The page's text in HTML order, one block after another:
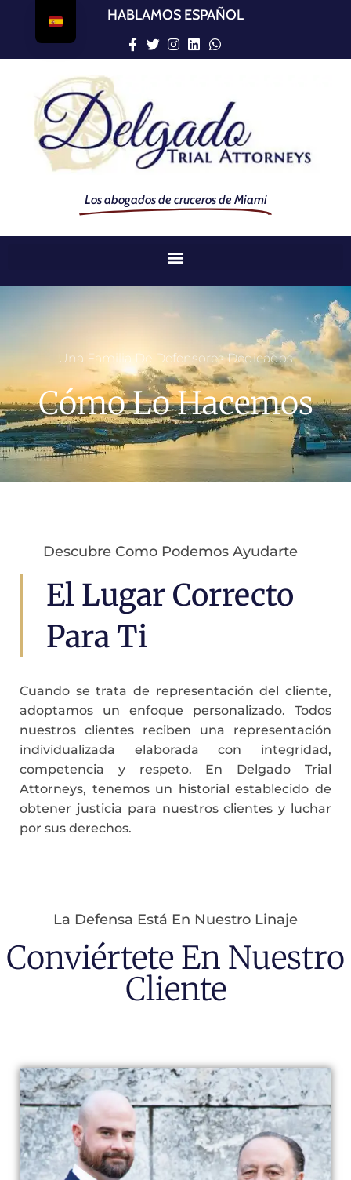
HABLAMOS ESPAÑOL
Los abogados de cruceros de Miami
Una Familia De Defensores Dedicados
Cómo Lo Hacemos
Descubre Como Podemos Ayudarte
El Lugar Correcto
Para Ti
Cuando se trata de representación del cliente,
adoptamos un enfoque personalizado. Todos
nuestros clientes reciben una representación
individualizada elaborada con integridad,
competencia y respeto. En Delgado Trial
Attorneys, tenemos un historial establecido de
obtener justicia para nuestros clientes y luchar
por sus derechos.
La Defensa Está En Nuestro Linaje
Conviértete En Nuestro
Cliente